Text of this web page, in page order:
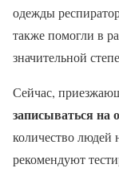
одежды
также помогли в
значительной
Сейчас,
записываться на
количество людей
рекомендуют